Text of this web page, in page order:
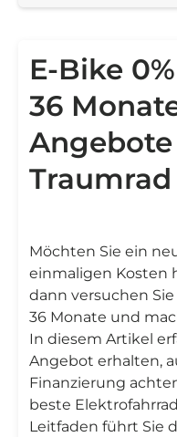
E-Bike
36
Traumrad
Möchten Sie ein
einmaligen Kosten
dann versuchen
36 Monate und
In diesem Artikel
Angebot erhalten,
Finanzierung
beste
Leitfaden führt Sie